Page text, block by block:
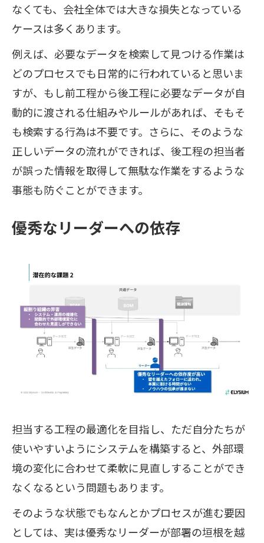
なくても、会社全体では大きな損失となっている
ケースは多くあります。
例えば、必要なデータを検索して見つける作業は
どのプロセスでも日常的に行われていると思いま
すが、もし前工程から後工程に必要なデータが自
動的に渡される仕組みやルールがあれば、そもそ
も検索する行為は不要です。さらに、そのような
正しいデータの流れができれば、後工程の担当者
が誤った情報を取得して無駄な作業をするような
事態も防ぐことができます。
優秀なリーダーへの依存
担当する工程の最適化を目指し、ただ自分たちが
使いやすいようにシステムを構築すると、外部環
境の変化に合わせて柔軟に見直しすることができ
なくなるという問題もあります。
そのような状態でもなんとかプロセスが進む要因
としては、実は優秀なリーダーが部署の垣根を越